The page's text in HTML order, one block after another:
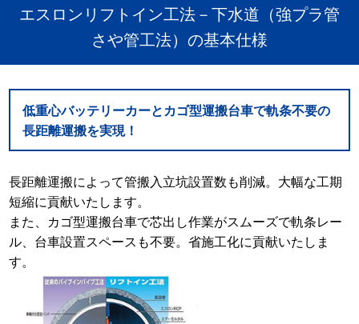
エスロンリフトイン工法－下水道（強プラ管
さや管工法）の基本仕様
低重心バッテリーカーとカゴ型運搬台車で軌条不要の
長距離運搬を実現！
長距離運搬によって管搬入立坑設置数も削減。大幅な工期
短縮に貢献いたします。
また、カゴ型運搬台車で芯出し作業がスムーズで軌条レー
ル、台車設置スペースも不要。省施工化に貢献いたしま
す。